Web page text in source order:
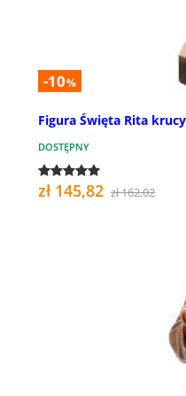
-10%
Figura Święta Rita
DOSTĘPNY
zł 145,82 zł 162,02